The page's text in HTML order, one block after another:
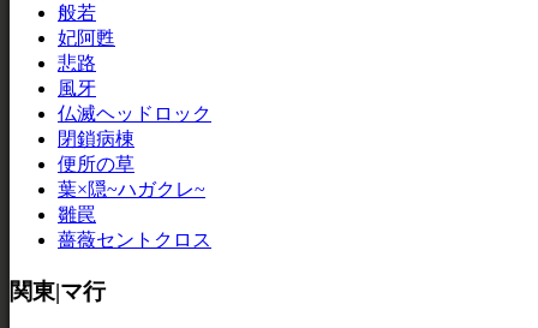
般若
妃阿甦
悲路
風牙
仏滅ヘッドロック
閉鎖病棟
便所の草
葉×隠~ハガクレ~
雛罠
薔薇セントクロス
関東|マ行